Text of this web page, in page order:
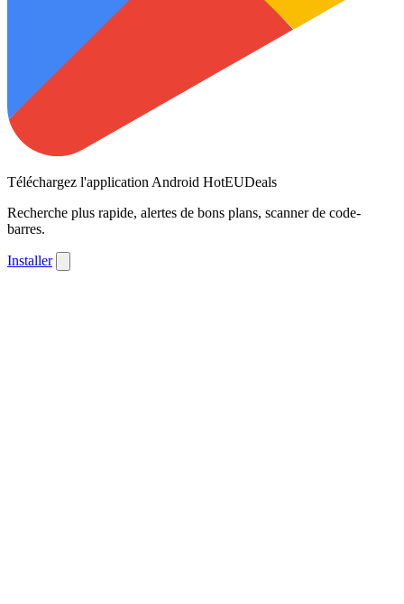
Téléchargez l'application Android HotEUDeals
Recherche plus rapide, alertes de bons plans, scanner de code-
barres.
Installer